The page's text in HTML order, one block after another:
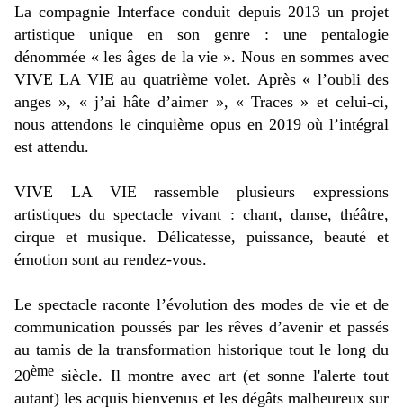
La compagnie Interface conduit depuis 2013 un projet
artistique unique en son genre : une pentalogie
dénommée « les âges de la vie ». Nous en sommes avec
VIVE LA VIE au quatrième volet. Après « l’oubli des
anges », « j’ai hâte d’aimer », « Traces » et celui-ci,
nous attendons le cinquième opus en 2019 où l’intégral
est attendu.
VIVE LA VIE rassemble plusieurs expressions
artistiques du spectacle vivant : chant, danse, théâtre,
cirque et musique. Délicatesse, puissance, beauté et
émotion sont au rendez-vous.
Le spectacle raconte l’évolution des modes de vie et de
communication poussés par les rêves d’avenir et passés
au tamis de la transformation historique tout le long du
20ème siècle. Il montre avec art (et sonne l'alerte tout
autant) les acquis bienvenus et les dégâts malheureux sur